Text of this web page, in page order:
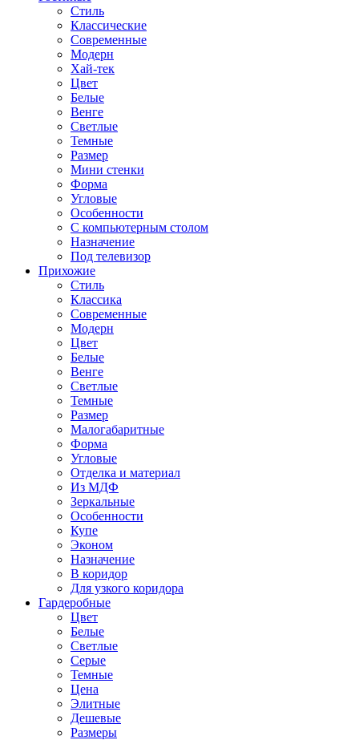
Стиль
Классические
Современные
Модерн
Хай-тек
Цвет
Белые
Венге
Светлые
Темные
Размер
Мини стенки
Форма
Угловые
Особенности
С компьютерным столом
Назначение
Под телевизор
Прихожие
Стиль
Классика
Современные
Модерн
Цвет
Белые
Венге
Светлые
Темные
Размер
Малогабаритные
Форма
Угловые
Отделка и материал
Из МДФ
Зеркальные
Особенности
Купе
Эконом
Назначение
В коридор
Для узкого коридора
Гардеробные
Цвет
Белые
Светлые
Серые
Темные
Цена
Элитные
Дешевые
Размеры